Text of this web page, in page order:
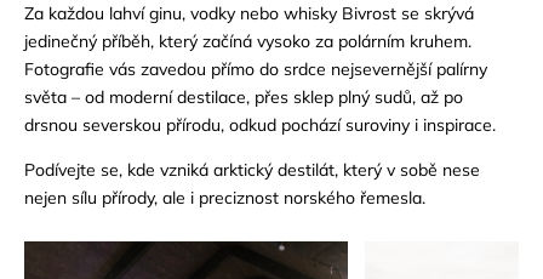
Za každou lahví ginu, vodky nebo whisky Bivrost se skrývá
jedinečný příběh, který začíná vysoko za polárním kruhem.
Fotografie vás zavedou přímo do srdce nejsevernější palírny
světa – od moderní destilace, přes sklep plný sudů, až po
drsnou severskou přírodu, odkud pochází suroviny i inspirace.
Podívejte se, kde vzniká arktický destilát, který v sobě nese
nejen sílu přírody, ale i preciznost norského řemesla.